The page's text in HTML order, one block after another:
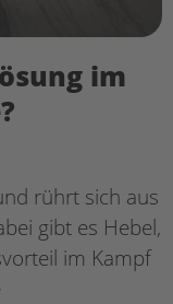
im
rührt sich aus
gibt es Hebel,
im Kampf